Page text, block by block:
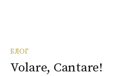
БЛОГ
Volare, Cantare!